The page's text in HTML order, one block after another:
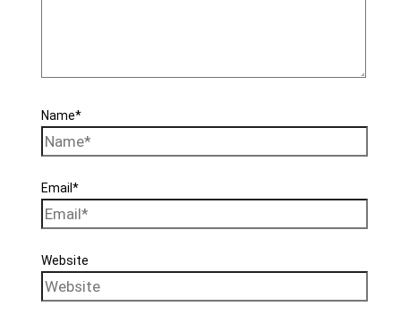
Name*
Email*
Website